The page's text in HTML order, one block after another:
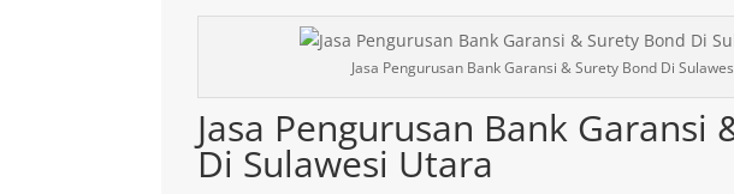
Jasa Pengurusan Bank Garansi & Surety Bond Di
Jasa Pengurusan Bank Garansi
Di Sulawesi Utara